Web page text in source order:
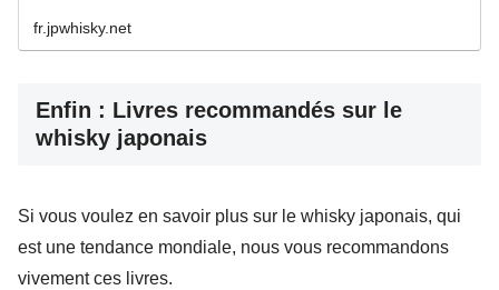
fr.jpwhisky.net
Enfin : Livres recommandés sur le
whisky japonais
Si vous voulez en savoir plus sur le whisky japonais, qui
est une tendance mondiale, nous vous recommandons
vivement ces livres.